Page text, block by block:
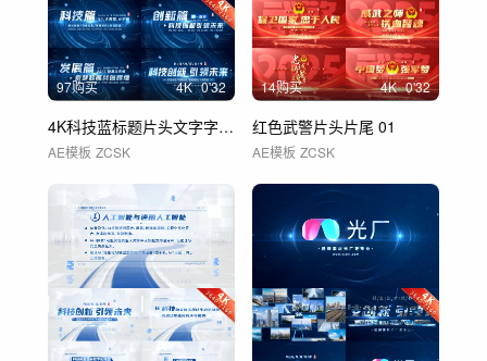
97购买 4K 0'32
4K科技蓝标题片头文字字幕 01
AE模板 ZCSK
14购买 4K 0'32
红色武警片头片尾 01
AE模板 ZCSK